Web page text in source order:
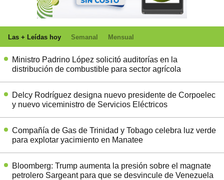
Las + Leídas hoy Semanal Mensual
Ministro Padrino López solicitó auditorías en la
distribución de combustible para sector agrícola
Delcy Rodríguez designa nuevo presidente de Corpoelec
y nuevo viceministro de Servicios Eléctricos
Compañía de Gas de Trinidad y Tobago celebra luz verde
para explotar yacimiento en Manatee
Bloomberg: Trump aumenta la presión sobre el magnate
petrolero Sargeant para que se desvincule de Venezuela